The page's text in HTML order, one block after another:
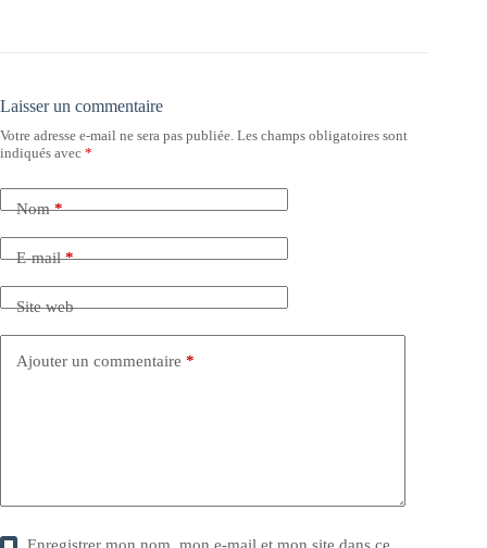
Laisser un commentaire
Votre adresse e-mail ne sera pas publiée. Les champs obligatoires sont
indiqués avec *
Nom*
E-mail*
Site web
Ajouter un commentaire *
Enregistrer mon nom, mon e-mail et mon site dans ce